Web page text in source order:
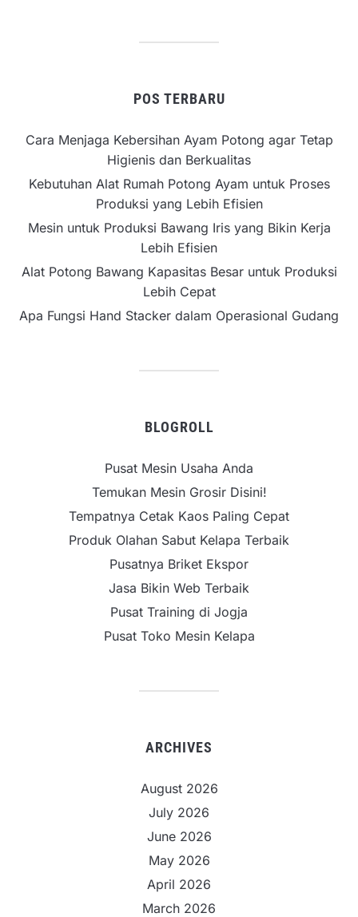
POS TERBARU
Cara Menjaga Kebersihan Ayam Potong agar Tetap
Higienis dan Berkualitas
Kebutuhan Alat Rumah Potong Ayam untuk Proses
Produksi yang Lebih Efisien
Mesin untuk Produksi Bawang Iris yang Bikin Kerja
Lebih Efisien
Alat Potong Bawang Kapasitas Besar untuk Produksi
Lebih Cepat
Apa Fungsi Hand Stacker dalam Operasional Gudang
BLOGROLL
Pusat Mesin Usaha Anda
Temukan Mesin Grosir Disini!
Tempatnya Cetak Kaos Paling Cepat
Produk Olahan Sabut Kelapa Terbaik
Pusatnya Briket Ekspor
Jasa Bikin Web Terbaik
Pusat Training di Jogja
Pusat Toko Mesin Kelapa
ARCHIVES
August 2026
July 2026
June 2026
May 2026
April 2026
March 2026